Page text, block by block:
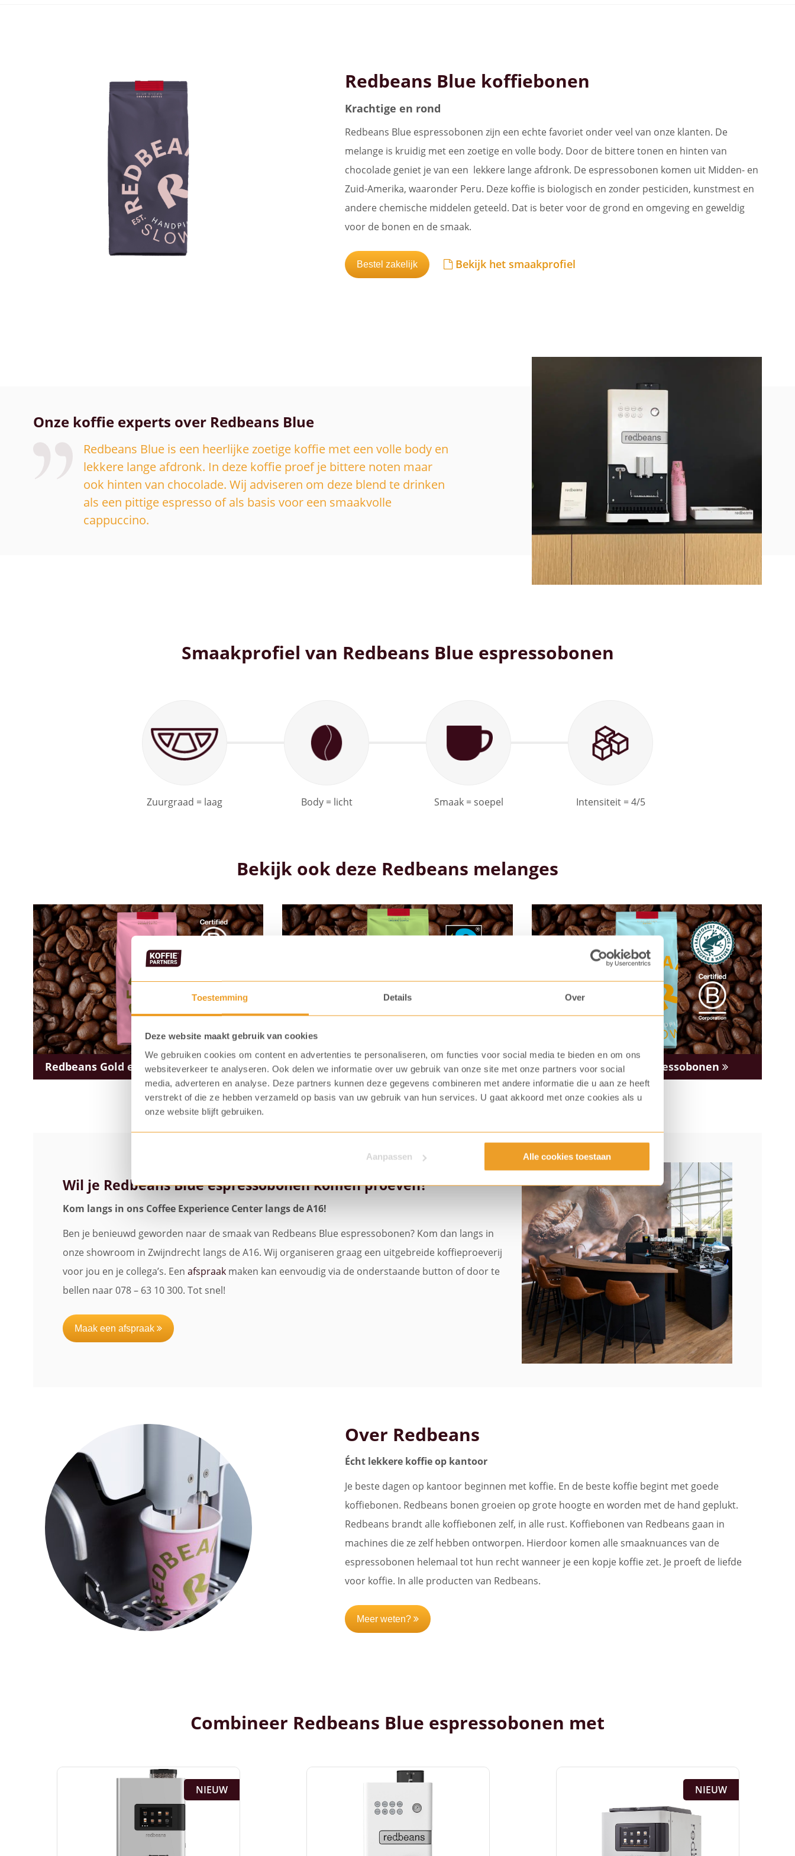
Toestemming Details Over
Deze website maakt gebruik van cookies
We gebruiken cookies om content en advertenties te personaliseren, om functies voor social media te bieden en om ons
websiteverkeer te analyseren. Ook delen we informatie over uw gebruik van onze site met onze partners voor social
media, adverteren en analyse. Deze partners kunnen deze gegevens combineren met andere informatie die u aan ze heeft
verstrekt of die ze hebben verzameld op basis van uw gebruik van hun services. U gaat akkoord met onze cookies als u
onze website blijft gebruiken.
Aanpassen Alle cookies toestaan
Redbeans Blue koffiebonen
Krachtige en rond
Redbeans Blue espressobonen zijn een echte favoriet onder veel van onze klanten. De
melange is kruidig met een zoetige en volle body. Door de bittere tonen en hinten van
chocolade geniet je van een lekkere lange afdronk. De espressobonen komen uit Midden- en
Zuid-Amerika, waaronder Peru. Deze koffie is biologisch en zonder pesticiden, kunstmest en
andere chemische middelen geteeld. Dat is beter voor de grond en omgeving en geweldig
voor de bonen en de smaak.
Bestel zakelijk Bekijk het smaakprofiel
Onze koffie experts over Redbeans Blue
Redbeans Blue is een heerlijke zoetige koffie met een volle body en
lekkere lange afdronk. In deze koffie proef je bittere noten maar
ook hinten van chocolade. Wij adviseren om deze blend te drinken
als een pittige espresso of als basis voor een smaakvolle
cappuccino.
Smaakprofiel van Redbeans Blue espressobonen
Zuurgraad = laag Body = licht Smaak = soepel Intensiteit = 4/5
Bekijk ook deze Redbeans melanges
Redbeans Gold espressobonen Redbeans Green espressobonen Redbeans Bronze espressobonen
Wil je Redbeans Blue espressobonen komen proeven?
Kom langs in ons Coffee Experience Center langs de A16!
Ben je benieuwd geworden naar de smaak van Redbeans Blue espressobonen? Kom dan langs in
onze showroom in Zwijndrecht langs de A16. Wij organiseren graag een uitgebreide koffieproeverij
voor jou en je collega’s. Een afspraak maken kan eenvoudig via de onderstaande button of door te
bellen naar 078 – 63 10 300. Tot snel!
Maak een afspraak
Over Redbeans
Écht lekkere koffie op kantoor
Je beste dagen op kantoor beginnen met koffie. En de beste koffie begint met goede
koffiebonen. Redbeans bonen groeien op grote hoogte en worden met de hand geplukt.
Redbeans brandt alle koffiebonen zelf, in alle rust. Koffiebonen van Redbeans gaan in
machines die ze zelf hebben ontworpen. Hierdoor komen alle smaaknuances van de
espressobonen helemaal tot hun recht wanneer je een kopje koffie zet. Je proeft de liefde
voor koffie. In alle producten van Redbeans.
Meer weten?
Combineer Redbeans Blue espressobonen met
NIEUW NIEUW